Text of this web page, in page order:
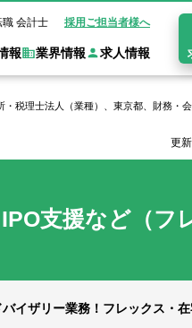
会計士 採用ご担当者様へ
紹介
非公開求人
報
転職活動お役立ちコ
会計士・試験合格者の
業界情報
できる転職先 会計
求人情報
・税理士法人（業種）、東京都、財務・
更
支援など（フ
イザリー業務！フレックス・在